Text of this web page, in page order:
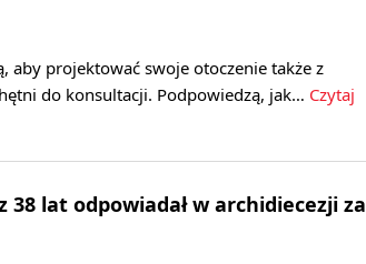
aby projektować swoje otoczenie także z
do konsultacji. Podpowiedzą, jak… Czytaj
38 lat odpowiadał w archidiecezji za